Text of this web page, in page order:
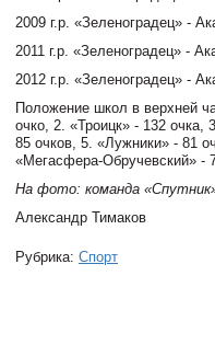
2009 г.р. «Зеленоградец» -
2011 г.р. «Зеленоградец» -
2012 г.р. «Зеленоградец» -
Положение школ в верхней
очко, 2. «Троицк» - 132 очка,
85 очков, 5. «Лужники» - 81
«Мегасфера-Обручевский» -
На фото: команда
Александр Тимаков
Рубрика: Спорт